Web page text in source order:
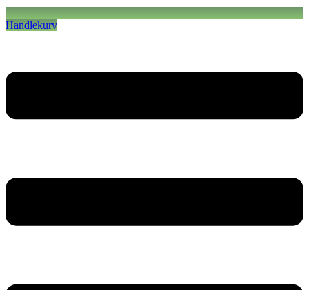
Handlekurv